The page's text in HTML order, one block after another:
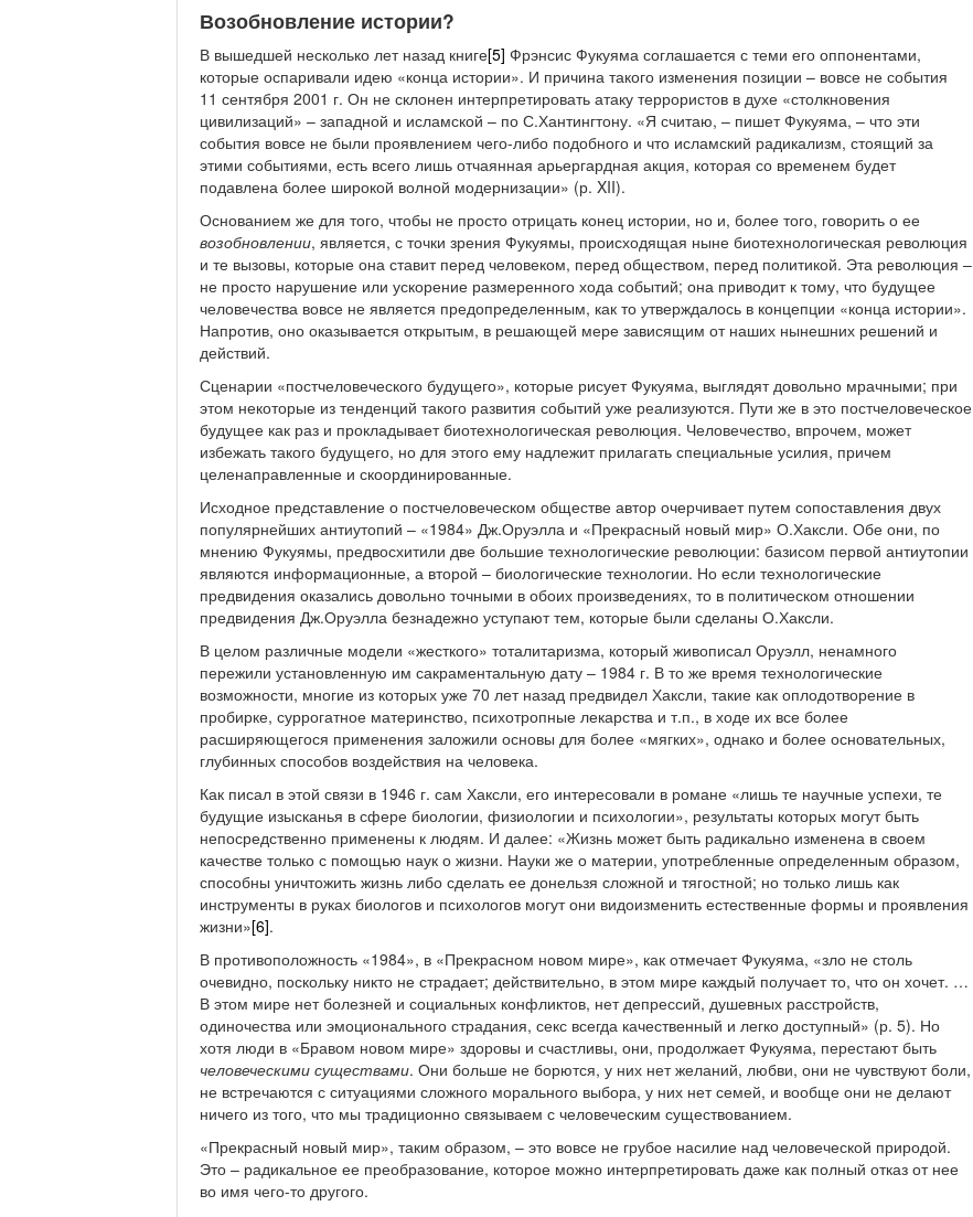
Возобновление истории?
В вышедшей несколько лет назад книге[5] Фрэнсис Фукуяма соглашается с теми его оппонентами,
которые оспаривали идею «конца истории». И причина такого изменения позиции – вовсе не события
11 сентября 2001 г. Он не склонен интерпретировать атаку террористов в духе «столкновения
цивилизаций» – западной и исламской – по С.Хантингтону. «Я считаю, – пишет Фукуяма, – что эти
события вовсе не были проявлением чего-либо подобного и что исламский радикализм, стоящий за
этими событиями, есть всего лишь отчаянная арьергардная акция, которая со временем будет
подавлена более широкой волной модернизации» (р. XII).
Основанием же для того, чтобы не просто отрицать конец истории, но и, более того, говорить о ее
возобновлении, является, с точки зрения Фукуямы, происходящая ныне биотехнологическая революция
и те вызовы, которые она ставит перед человеком, перед обществом, перед политикой. Эта революция –
не просто нарушение или ускорение размеренного хода событий; она приводит к тому, что будущее
человечества вовсе не является предопределенным, как то утверждалось в концепции «конца истории».
Напротив, оно оказывается открытым, в решающей мере зависящим от наших нынешних решений и
действий.
Сценарии «постчеловеческого будущего», которые рисует Фукуяма, выглядят довольно мрачными; при
этом некоторые из тенденций такого развития событий уже реализуются. Пути же в это постчеловеческое
будущее как раз и прокладывает биотехнологическая революция. Человечество, впрочем, может
избежать такого будущего, но для этого ему надлежит прилагать специальные усилия, причем
целенаправленные и скоординированные.
Исходное представление о постчеловеческом обществе автор очерчивает путем сопоставления двух
популярнейших антиутопий – «1984» Дж.Оруэлла и «Прекрасный новый мир» О.Хаксли. Обе они, по
мнению Фукуямы, предвосхитили две большие технологические революции: базисом первой антиутопии
являются информационные, а второй – биологические технологии. Но если технологические
предвидения оказались довольно точными в обоих произведениях, то в политическом отношении
предвидения Дж.Оруэлла безнадежно уступают тем, которые были сделаны О.Хаксли.
В целом различные модели «жесткого» тоталитаризма, который живописал Оруэлл, ненамного
пережили установленную им сакраментальную дату – 1984 г. В то же время технологические
возможности, многие из которых уже 70 лет назад предвидел Хаксли, такие как оплодотворение в
пробирке, суррогатное материнство, психотропные лекарства и т.п., в ходе их все более
расширяющегося применения заложили основы для более «мягких», однако и более основательных,
глубинных способов воздействия на человека.
Как писал в этой связи в 1946 г. сам Хаксли, его интересовали в романе «лишь те научные успехи, те
будущие изысканья в сфере биологии, физиологии и психологии», результаты которых могут быть
непосредственно применены к людям. И далее: «Жизнь может быть радикально изменена в своем
качестве только с помощью наук о жизни. Науки же о материи, употребленные определенным образом,
способны уничтожить жизнь либо сделать ее донельзя сложной и тягостной; но только лишь как
инструменты в руках биологов и психологов могут они видоизменить естественные формы и проявления
жизни»[6].
В противоположность «1984», в «Прекрасном новом мире», как отмечает Фукуяма, «зло не столь
очевидно, поскольку никто не страдает; действительно, в этом мире каждый получает то, что он хочет. …
В этом мире нет болезней и социальных конфликтов, нет депрессий, душевных расстройств,
одиночества или эмоционального страдания, секс всегда качественный и легко доступный» (р. 5). Но
хотя люди в «Бравом новом мире» здоровы и счастливы, они, продолжает Фукуяма, перестают быть
человеческими существами. Они больше не борются, у них нет желаний, любви, они не чувствуют боли,
не встречаются с ситуациями сложного морального выбора, у них нет семей, и вообще они не делают
ничего из того, что мы традиционно связываем с человеческим существованием.
«Прекрасный новый мир», таким образом, – это вовсе не грубое насилие над человеческой природой.
Это – радикальное ее преобразование, которое можно интерпретировать даже как полный отказ от нее
во имя чего-то другого.